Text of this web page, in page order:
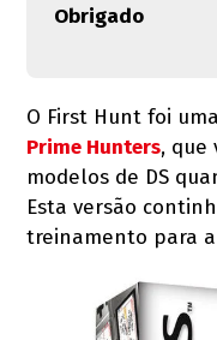
Obrigado
O First Hunt foi
Prime Hunters, que
modelos de DS
Esta versão
treinamento para